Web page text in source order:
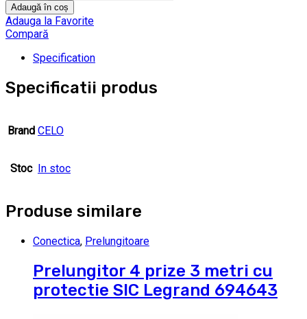
Adaugă în coș
Adauga la Favorite
Compară
Specification
Specificatii produs
Brand CELO
Stoc In stoc
Produse similare
Conectica, Prelungitoare
Prelungitor 4 prize 3 metri cu
protectie SIC Legrand 694643